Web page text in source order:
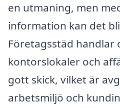
en utmaning, men
information kan det
Företagsstäd handlar
kontorslokaler och
gott skick, vilket är
arbetsmiljö och